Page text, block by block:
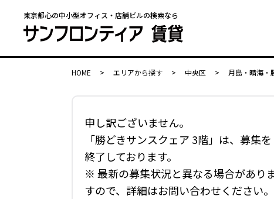
東京都心の中小型オフィス・店舗ビルの検索なら
HOME > エリアから探す > 中央区 > 月島・晴海・
申し訳ございません。
「勝どきサンスクェア 3階」は、募集を
終了しております。
※ 最新の募集状況と異なる場合があり
すので、詳細はお問い合わせください。